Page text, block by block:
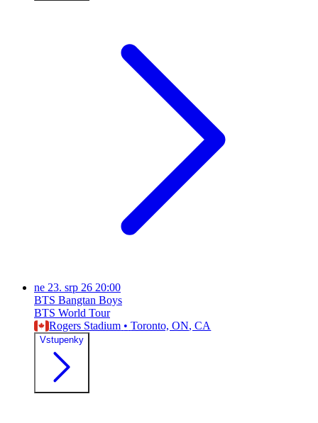
ne 23. srp 26 20:00
BTS Bangtan Boys
BTS World Tour
Rogers Stadium • Toronto, ON, CA
Vstupenky